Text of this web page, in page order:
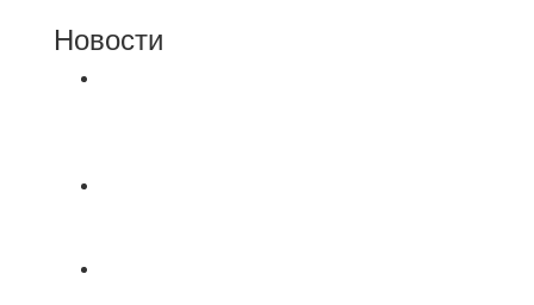
Новости